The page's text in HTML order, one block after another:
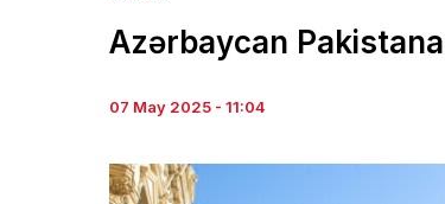
Azərbaycan
07 May 2025 - 11:04